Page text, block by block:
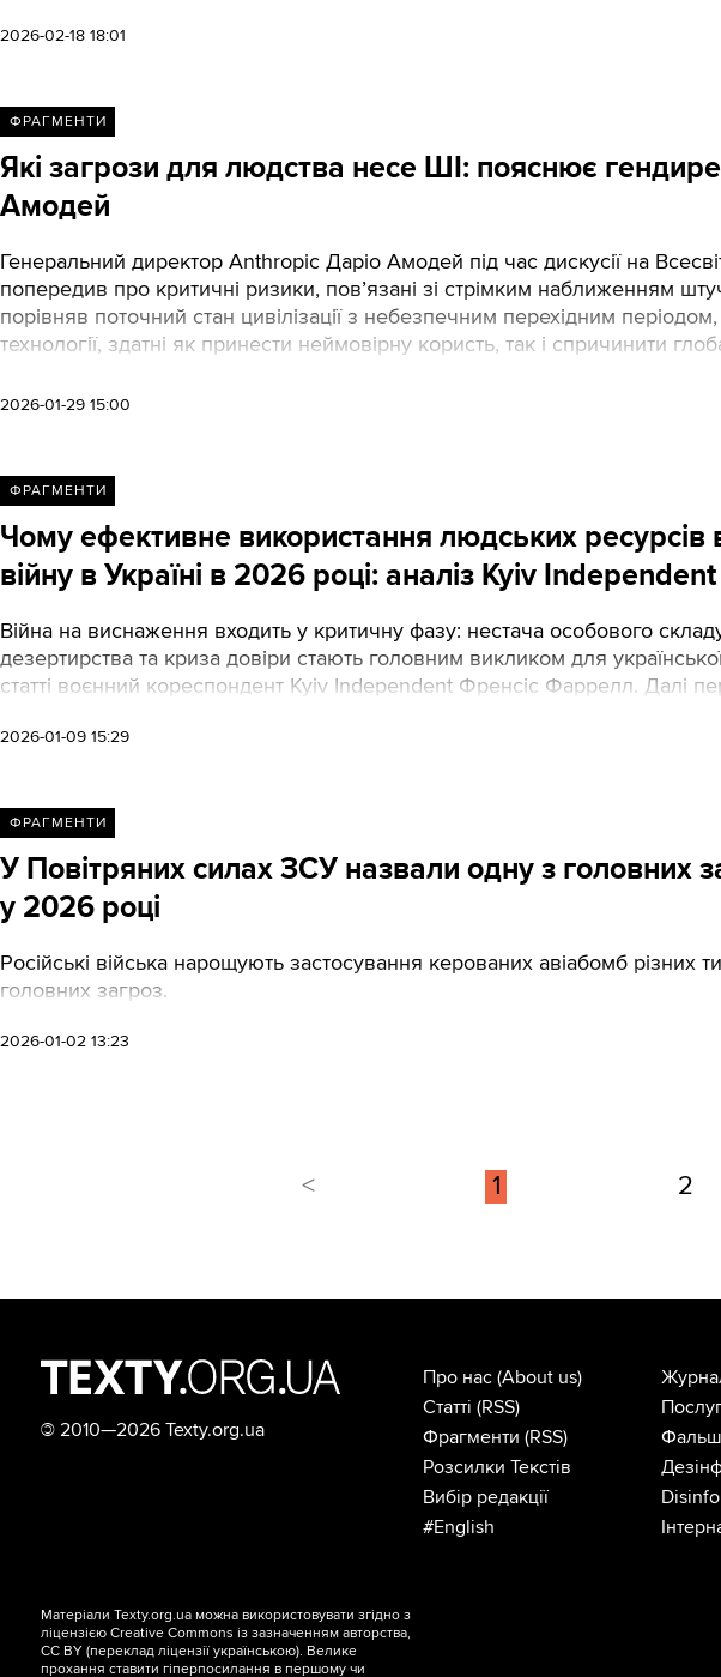
2026-02-18 18:01
ФРАГМЕНТИ
Які загрози для людства несе ШІ: пояснює
Амодей
Генеральний директор Anthropic Даріо Амодей під час дискусії на
попередив про критичні ризики, пов’язані зі стрімким наближенням
порівняв поточний стан цивілізації з небезпечним перехідним
технології, здатні як принести неймовірну користь, так і спричинити
2026-01-29 15:00
ФРАГМЕНТИ
Чому ефективне використання людських ресурсів
війну в Україні в 2026 році: аналіз Kyiv Independent
Війна на виснаження входить у критичну фазу: нестача особового
дезертирства та криза довіри стають головним викликом для
статті воєнний кореспондент Kyiv Independent Френсіс Фаррелл. Далі
2026-01-09 15:29
ФРАГМЕНТИ
У Повітряних силах ЗСУ назвали одну з головних
у 2026 році
Російські війська нарощують застосування керованих авіабомб різних
головних загроз.
2026-01-02 13:23
< 1 2
© 2010—2026 Texty.org.ua
Про нас (About us)
Статті (RSS)
Фрагменти (RSS)
Розсилки Текстів
Вибір редакції
#English
Матеріали Texty.org.ua можна використовувати згідно з
ліцензієюCreative Commons із зазначенням авторства,
CC BY (переклад ліцензіїукраїнською). Велике
прохання ставити гіперпосилання в першому чи